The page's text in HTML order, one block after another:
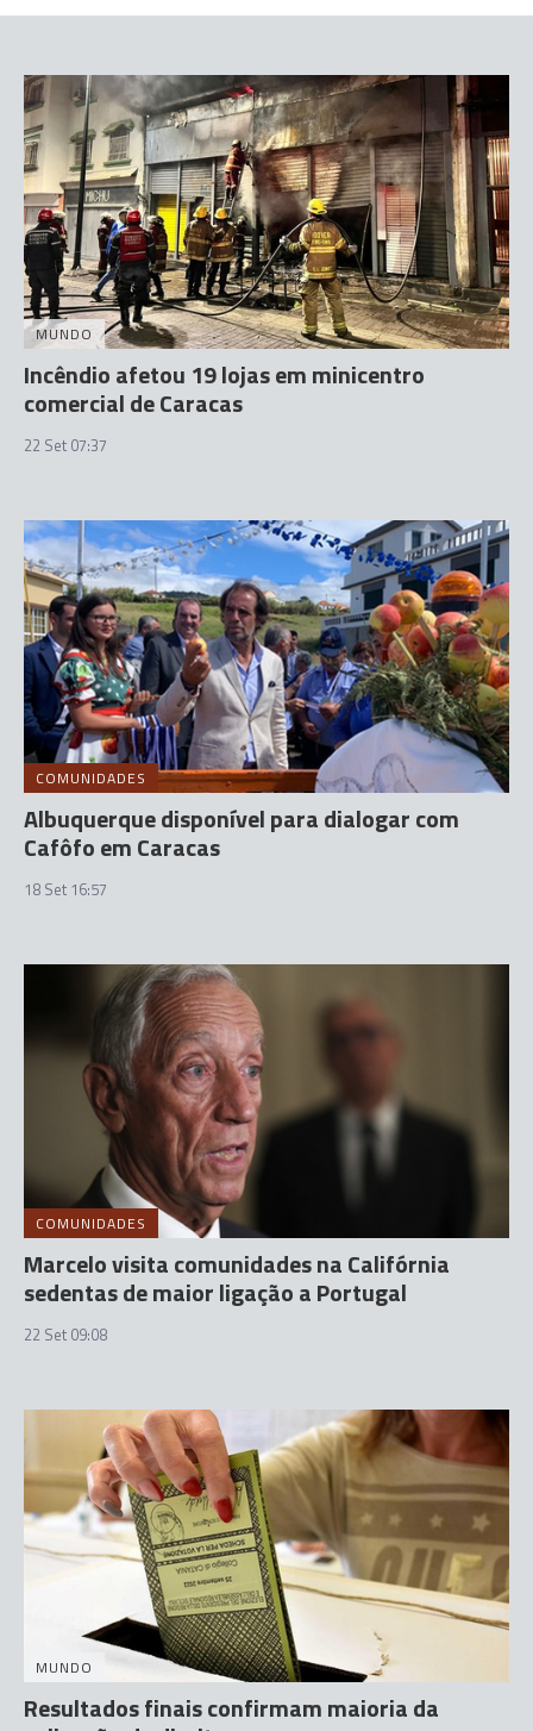
MUNDO
Incêndio afetou 19 lojas em minicentro
comercial de Caracas
22 Set 07:37
COMUNIDADES
Albuquerque disponível para dialogar com
Cafôfo em Caracas
18 Set 16:57
COMUNIDADES
Marcelo visita comunidades na Califórnia
sedentas de maior ligação a Portugal
22 Set 09:08
MUNDO
Resultados finais confirmam maioria da